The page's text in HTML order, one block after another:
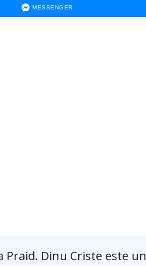
MESSENGER
Dinu Criste este un